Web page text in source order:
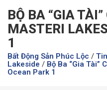
BỘ BA “GIA
MASTERI
1
Bất Động Sản Phúc Lộc /
Lakeside / Bộ Ba “gia Tài”
Ocean Park 1